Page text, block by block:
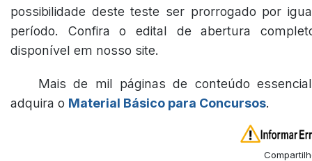
possibilidade deste teste ser prorrogado por
período. Confira o edital de abertura
disponível em nosso site.
Mais de mil páginas de conteúdo
adquira o Material Básico para Concursos.